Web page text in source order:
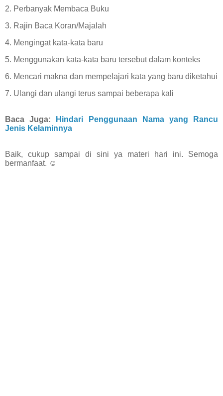
2. Perbanyak Membaca Buku
3. Rajin Baca Koran/Majalah
4. Mengingat kata-kata baru
5. Menggunakan kata-kata baru tersebut dalam konteks
6. Mencari makna dan mempelajari kata yang baru diketahui
7. Ulangi dan ulangi terus sampai beberapa kali
Baca Juga:
Hindari Penggunaan Nama yang Rancu
Jenis Kelaminnya
Baik, cukup sampai di sini ya materi hari ini. Semoga
bermanfaat. ☺